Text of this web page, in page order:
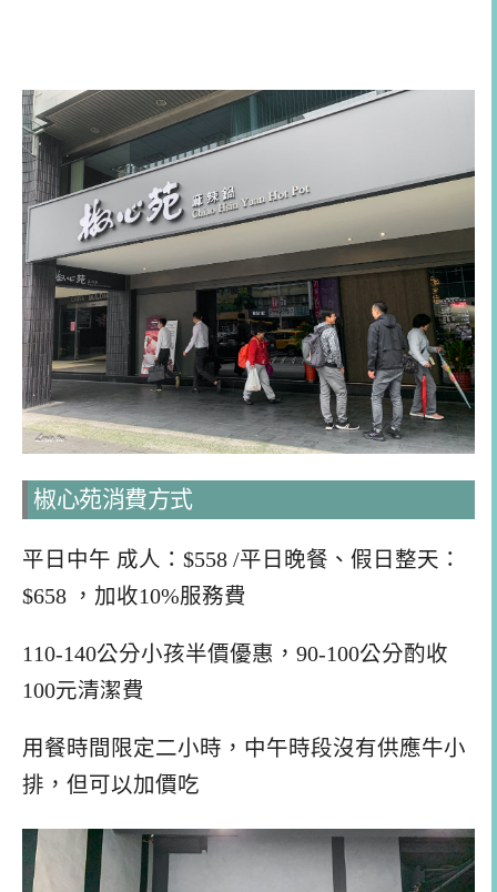
椒心苑消費方式
平日中午 成人：$558 /平日晚餐、假日整天：
$658 ，加收10%服務費
110-140公分小孩半價優惠，90-100公分酌收
100元清潔費
用餐時間限定二小時，中午時段沒有供應牛小
排，但可以加價吃